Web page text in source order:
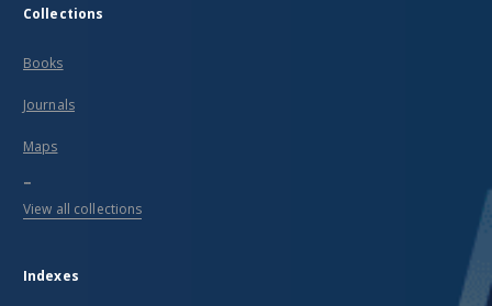
Collections
Books
Journals
Maps
...
View all collections
Indexes